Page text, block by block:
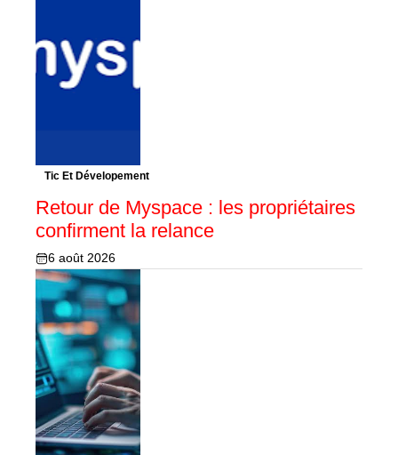
Tic Et Dévelopement
Retour de Myspace : les propriétaires
confirment la relance
6 août 2026